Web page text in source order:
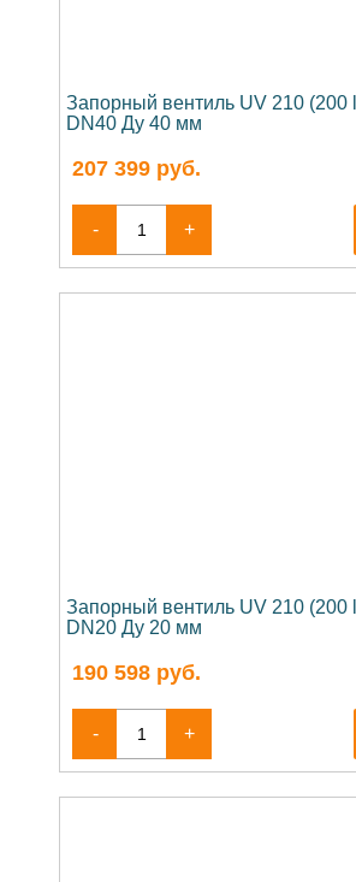
Запорный вентиль UV 210 (200
DN40 Ду 40 мм
207 399 руб.
- +
Запорный вентиль UV 210 (200
DN20 Ду 20 мм
190 598 руб.
- +